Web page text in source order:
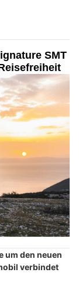
SMT
um den neuen
verbindet